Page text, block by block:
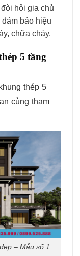
hỏi gia chủ
đảm bảo hiệu
chữa cháy.
5 tầng
thép 5
cùng tham
– Mẫu số 1